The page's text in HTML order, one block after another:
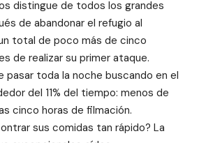
distingue de todos los grandes
de abandonar el refugio al
total de poco más de cinco
de realizar su primer ataque.
pasar toda la noche buscando en el
del 11% del tiempo: menos de
cinco horas de filmación.
sus comidas tan rápido? La